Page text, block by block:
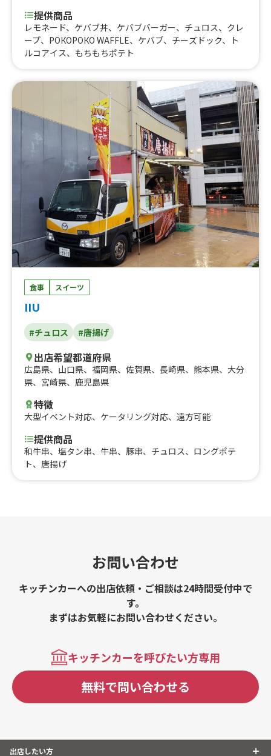
提供商品
レモネード、ケバブ丼、ケバブバーガー、チュロス、クレ
ープ、РОКОРОКО WAFFLE、ケバブ、チーズドック、ト
ルコアイス、もちもちポテト
食事 スイーツ
IIU
#チュロス #唐揚げ
出店希望都道府県
広島県、 山口県、 福岡県、 佐賀県、 長崎県、 熊本県、 大分
県、 宮崎県、 鹿児島県
特徴
大型イベント対応、 ケータリング対応、 遠方可能
提供商品
和牛串、塩タン串、牛串、豚串、チュロス、ロングポテ
ト、唐揚げ
お問い合わせ
キッチンカーへの出店依頼・ご相談は24時間受付中で
す。
まずはお気軽にお問い合わせください。
キッチンカーを呼びたい方専用
無料で問い合わせる
出店したい方